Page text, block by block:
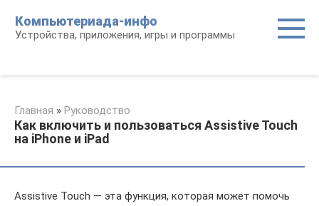
контенту
Компьютериада-инфо
Устройства, приложения, игры и программы
Главная » Руководство
Как включить и пользоваться Assistive Touch
на iPhone и iPad
Assistive Touch — эта функция, которая может помочь